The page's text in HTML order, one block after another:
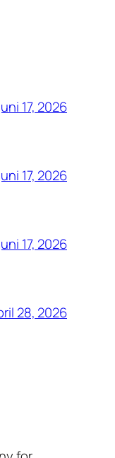
17, 2026
17, 2026
17, 2026
28, 2026